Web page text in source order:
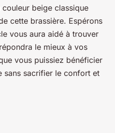
beige classique
cette brassière. Espérons
vous aura aidé à trouver
le mieux à vos
vous puissiez bénéficier
sans sacrifier le confort et